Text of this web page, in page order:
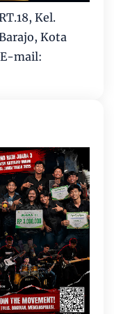
Kel.
Kota
mail: